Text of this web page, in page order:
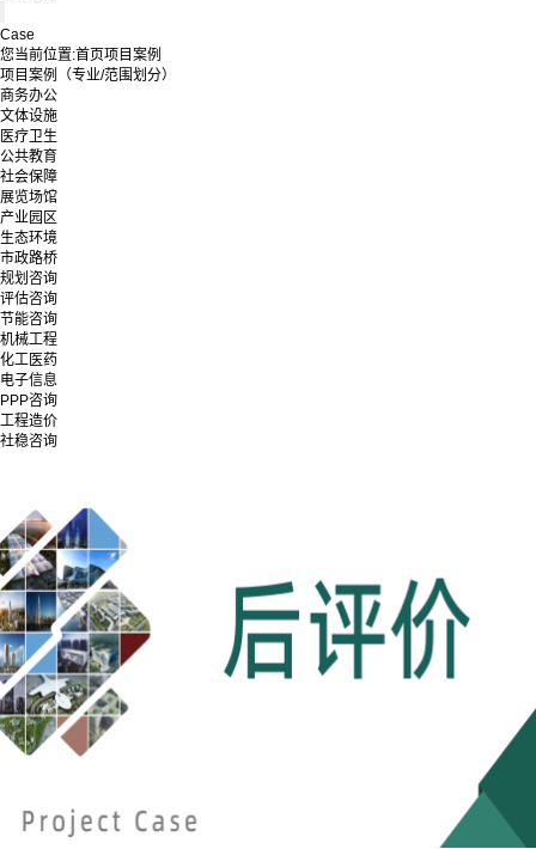
Case
您当前位置:首页项目案例
项目案例（专业/范围划分）
商务办公
文体设施
医疗卫生
公共教育
社会保障
展览场馆
产业园区
生态环境
市政路桥
规划咨询
评估咨询
节能咨询
机械工程
化工医药
电子信息
PPP咨询
工程造价
社稳咨询